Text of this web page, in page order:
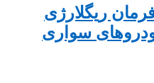
ریگلارژی
سواری